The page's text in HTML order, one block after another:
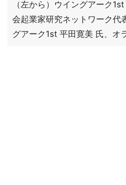
（左から）ウイングアーク
会起業家研究ネットワーク代
グアーク1st 平田寛美 氏、オ